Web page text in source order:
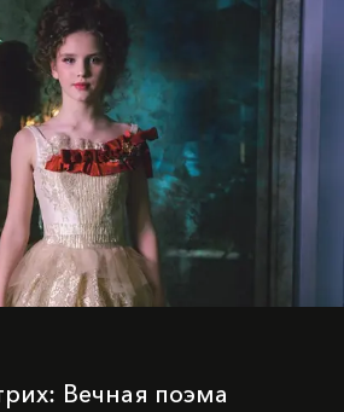
Вечная поэма